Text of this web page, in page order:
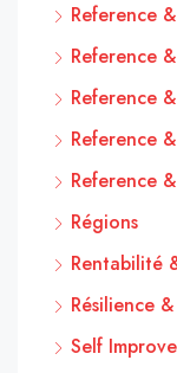
Reference
Reference
Reference
Reference
Reference
Régions
Rentabilité
Résilience
Self